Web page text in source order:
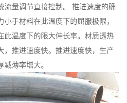
流量调节直接控制。 推进速度的确
于材料在此温度下的屈服极限，
此温度下的限大伸长率。材质透热
，推进速度快。推进速度快，生产
薄率增大。